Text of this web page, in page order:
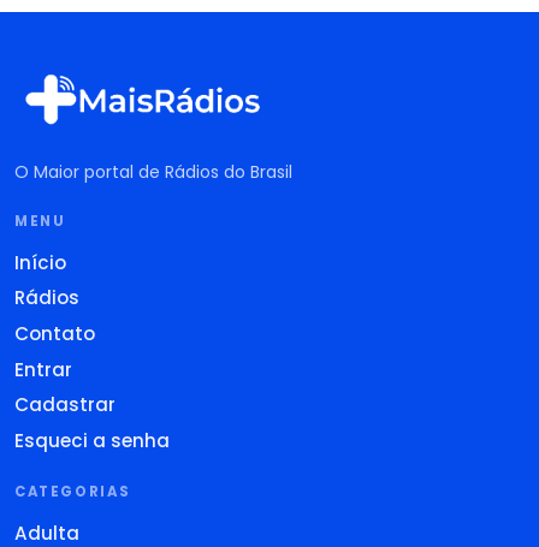
O Maior portal de Rádios do Brasil
MENU
Início
Rádios
Contato
Entrar
Cadastrar
Esqueci a senha
CATEGORIAS
Adulta